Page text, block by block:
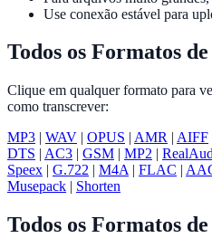
Use conexão estável para
Todos os Formatos
Clique em qualquer formato para
como transcrever:
MP3 | WAV | OPUS | AMR | AIFF
DTS | AC3 | GSM | MP2 |
Speex | G.722 | M4A | FLAC |
Musepack | Shorten
Todos os Formatos